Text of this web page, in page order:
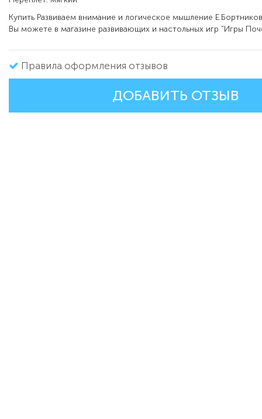
Купить Развиваем внимание и логическое мышление
Вы можете в магазине развивающих и настольных игр "Игры
Правила оформления отзывов
ДОБАВИТЬ ОТЗЫВ